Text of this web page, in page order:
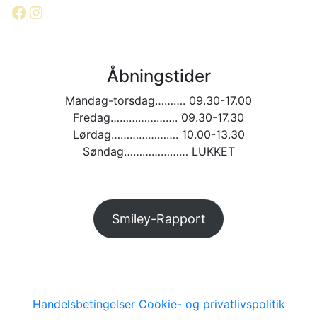
Facebook
Instagram
Åbningstider
Mandag-torsdag………. 09.30-17.00
Fredag…………………. 09.30-17.30
Lørdag…………………. 10.00-13.30
Søndag………………… LUKKET
Smiley-Rapport
Handelsbetingelser Cookie- og privatlivspolitik